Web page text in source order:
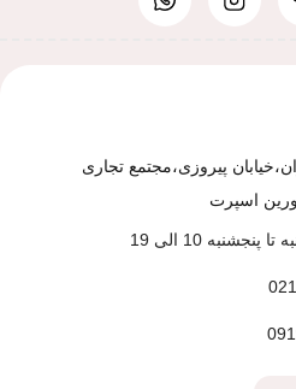
پیروزی،مجتمع تجاری
10 الی 19